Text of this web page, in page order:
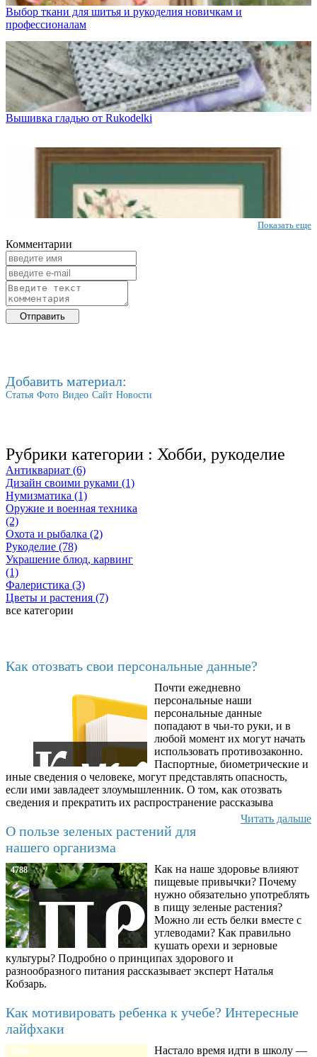
Выбор ткани для шитья и рукоделия новичкам и
профессионалам
Вышивка гладью от Rukodelki
Показать еще
Комментарии
Добавить материал:
Статья Фото Видео Сайт Новости
Рубрики категории : Хобби, рукоделие
Антиквариат (6)
Дизайн своими руками (1)
Нумизматика (1)
Оружие и военная техника
(2)
Охота и рыбалка (2)
Рукоделие (78)
Украшение блюд, карвинг
(1)
Фалеристика (3)
Цветы и растения (7)
все категории
Как отозвать свои персональные данные?
Почти ежедневно
персональные наши
персональные данные
попадают в чьи-то руки, и в
любой момент их могут начать
использовать противозаконно.
Паспортные, биометрические и
иные сведения о человеке, могут представлять опасность,
если ими завладеет злоумышленник. О том, как отозвать
сведения и прекратить их распространение рассказыва
Читать дальше
О пользе зеленых растений для
нашего организма
4788
Как на наше здоровье влияют
пищевые привычки? Почему
нужно обязательно употреблять
в пищу зеленые растения?
Можно ли есть белки вместе с
углеводами? Как правильно
кушать орехи и зерновые
культуры? Подробно о принципах здорового и
разнообразного питания рассказывает эксперт Наталья
Кобзарь.
Как мотивировать ребенка к учебе? Интересные
лайфхаки
8780
Настало время идти в школу —